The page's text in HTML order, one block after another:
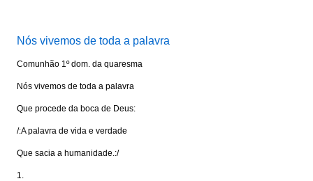
Nós vivemos de toda a palavra
Comunhão 1º dom. da quaresma
Nós vivemos de toda a palavra
Que procede da boca de Deus:
/:A palavra de vida e verdade
Que sacia a humanidade.:/
1.